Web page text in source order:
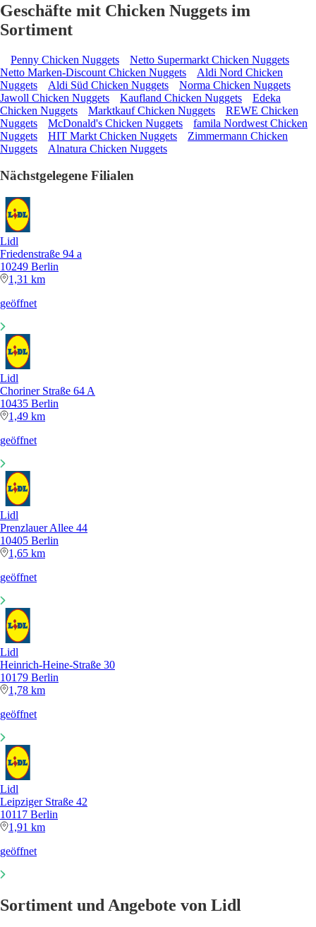
Geschäfte mit Chicken Nuggets im
Sortiment
Penny Chicken Nuggets
Netto Supermarkt Chicken Nuggets
Netto Marken-Discount Chicken Nuggets
Aldi Nord Chicken
Nuggets
Aldi Süd Chicken Nuggets
Norma Chicken Nuggets
Jawoll Chicken Nuggets
Kaufland Chicken Nuggets
Edeka
Chicken Nuggets
Marktkauf Chicken Nuggets
REWE Chicken
Nuggets
McDonald's Chicken Nuggets
famila Nordwest Chicken
Nuggets
HIT Markt Chicken Nuggets
Zimmermann Chicken
Nuggets
Alnatura Chicken Nuggets
Nächstgelegene Filialen
Lidl
Friedenstraße 94 a
10249 Berlin
1,31 km
geöffnet
Lidl
Choriner Straße 64 A
10435 Berlin
1,49 km
geöffnet
Lidl
Prenzlauer Allee 44
10405 Berlin
1,65 km
geöffnet
Lidl
Heinrich-Heine-Straße 30
10179 Berlin
1,78 km
geöffnet
Lidl
Leipziger Straße 42
10117 Berlin
1,91 km
geöffnet
Sortiment und Angebote von Lidl